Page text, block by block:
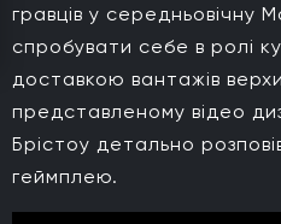
гравців у середньовічну
спробувати себе в ролі
доставкою вантажів
представленому відео
Брістоу детально
геймплею.